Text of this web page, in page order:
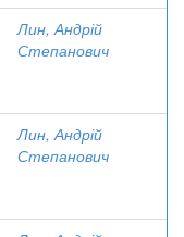
Лин, Андрій
Степанович
Лин, Андрій
Степанович